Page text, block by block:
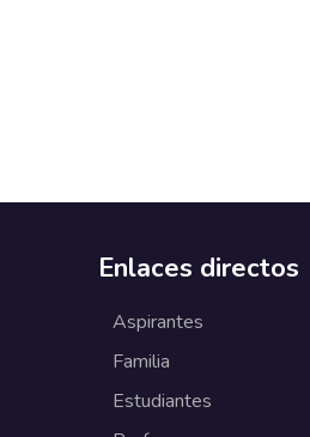
Enlaces directos
Aspirantes
Familia
Estudiantes